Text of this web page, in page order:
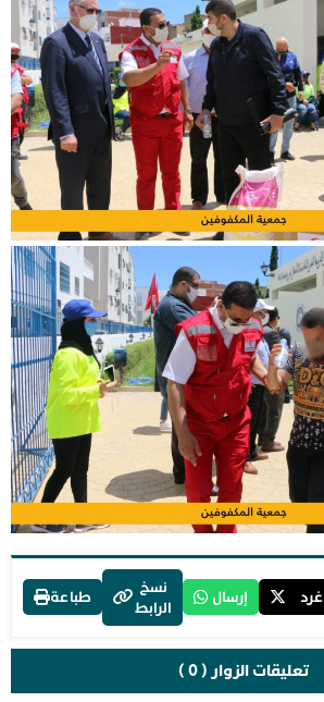
غرد إرسال
نسخ
الرابط
طباعة
تعليقات الزوار ( 0 )